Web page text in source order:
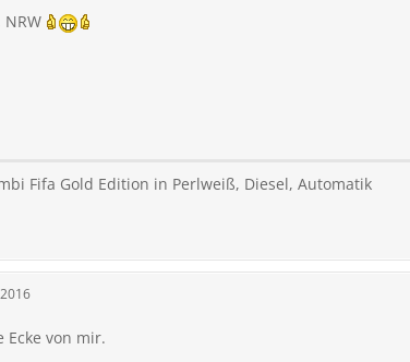
NRW
Fifa Gold Edition in Perlweiß, Diesel, Automatik
Ecke von mir.